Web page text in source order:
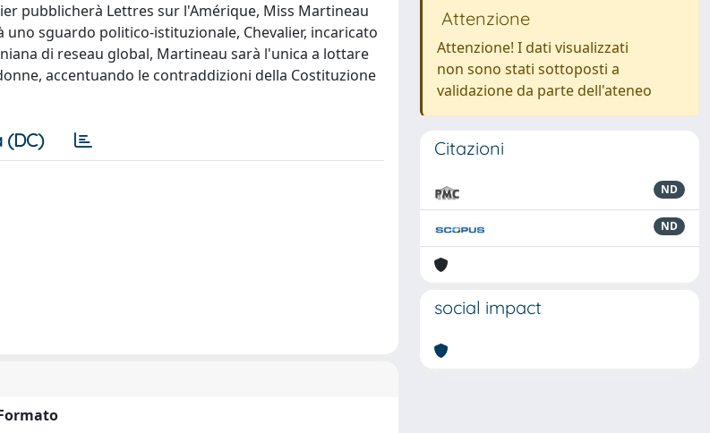
pubblicherà Lettres sur l'Amérique, Miss Martineau
sguardo politico-istituzionale, Chevalier, incaricato
di reseau global, Martineau sarà l'unica a lottare
accentuando le contraddizioni della Costituzione
(DC)
Attenzione
Attenzione! I dati visualizzati
non sono stati sottoposti a
validazione da parte dell'ateneo
Citazioni
ND
ND
social impact